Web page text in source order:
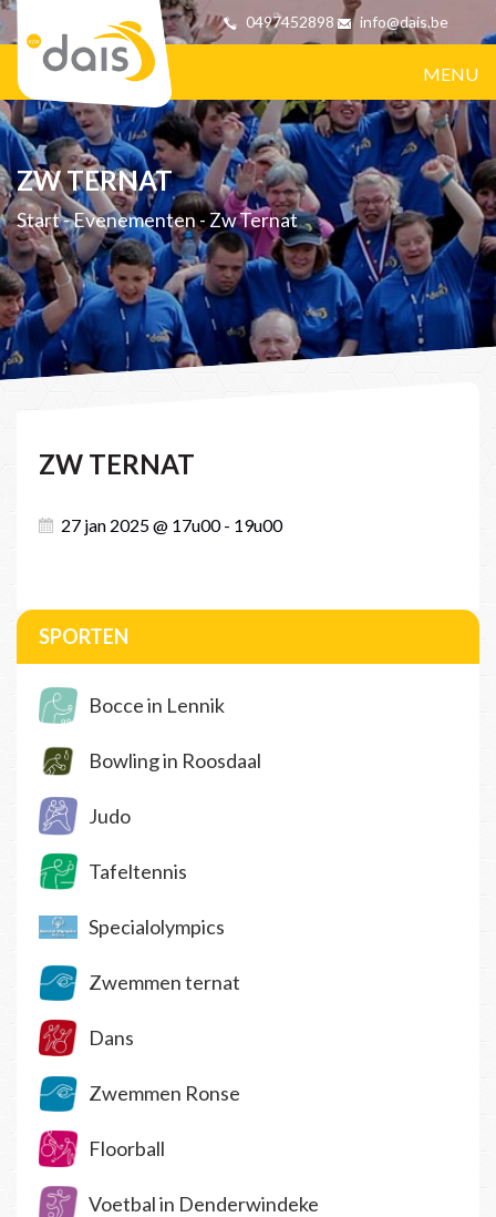
0497452898 info@dais.be
MENU
ZW TERNAT
Start-Evenementen-Zw Ternat
ZW TERNAT
27 jan 2025 @ 17u00 - 19u00
SPORTEN
Bocce in Lennik
Bowling in Roosdaal
Judo
Tafeltennis
Specialolympics
Zwemmen ternat
Dans
Zwemmen Ronse
Floorball
Voetbal in Denderwindeke